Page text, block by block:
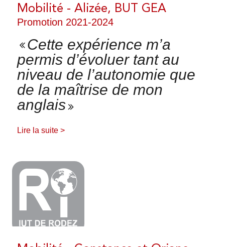
CONTACTEZ NOUS
L'IUT VOUS ACCOMPAGNE
Formez vos collaborateurs
À L'IUT DE RODEZ
INTERNATIONALES
Mobilité - Alizée, BUT GEA
Promotion 2021-2024
Cette expérience m’a
permis d’évoluer tant au
niveau de l’autonomie que
de la maîtrise de mon
anglais
Lire la suite >